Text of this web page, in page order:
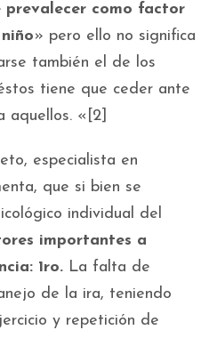
prevalecer como factor
» pero ello no significa
también el de los
tiene que ceder ante
aquellos. «[2]
especialista en
que si bien se
individual del
importantes a
1ro. La falta de
de la ira, teniendo
y repetición de